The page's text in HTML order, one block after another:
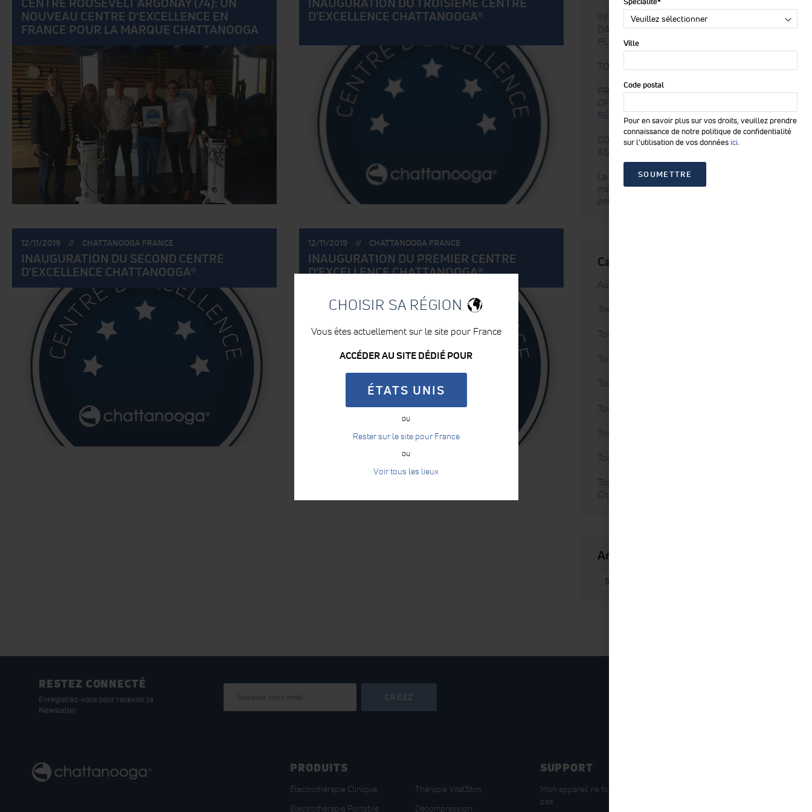
CHOISIR SA RÉGION
Vous êtes actuellement sur le site pour France
ACCÉDER AU SITE DÉDIÉ POUR
ÉTATS UNIS
ou
Rester sur le site pour France
ou
Voir tous les lieux
CENTRE ROOSEVELT ARGONAY (74): UN
NOUVEAU CENTRE D’EXCELLENCE EN
FRANCE POUR LA MARQUE CHATTANOOGA
INAUGURATION DU TROISIÈME CENTRE
D'EXCELLENCE CHATTANOOGA®
POSTÉ
12/11/2019 POSTÉ
CHATTANOOGA FRANCE
INAUGURATION DU SECOND CENTRE
D'EXCELLENCE CHATTANOOGA®
POSTÉ
12/11/2019 POSTÉ
CHATTANOOGA FRANCE
INAUGURATION DU PREMIER CENTRE
D'EXCELLENCE CHATTANOOGA®
INTÉRÊT DE LA TECHNOLOGIE TECAR
DANS LE TRAITEMENT DE LA FASCIITE
PLANTAIRE
TOUT SAVOIR SUR LA TECAR THÉRAPIE
PROTHÈSE DU GENOU : COMMENT
OPTIMISER LA RÉCUPÉRATION ET LA
RÉÉDUCATION ?
COMMENT TRAITER 3 DEFICIENCES
ASSOCIEES A LA GONARTHROSE
La TENS, une approche non
médicamenteuse pour la congestion
pelvienne
Categories
Autre
Tout savoir sur l'Échographie
Tout savoir sur l'Électrostimulation
Tout savoir sur l'Électrothérapie
Tout savoir sur la Décompression
Tout savoir sur la Thérapie Laser
Tout savoir sur les Ondes de Choc
Tout savoir sur les Tables
Tout savoir sur nos Centres d'Excellence
Chattanooga®
Archives
RESTEZ CONNECTÉ
Enregistrez-vous pour recevoir la
Newsletter
CRÉEZ
PRODUITS
Electrothérapie Clinique
Electrothérapie Portable
Thérapie VitalStim
Décompression
SUPPORT
Mon appareil ne fonctionne
pas
Ville
Code postal
Pour en savoir plus sur vos droits, veuillez prendre
connaissance de notre politique de confidentialité
sur l’utilisation de vos donnéesici.